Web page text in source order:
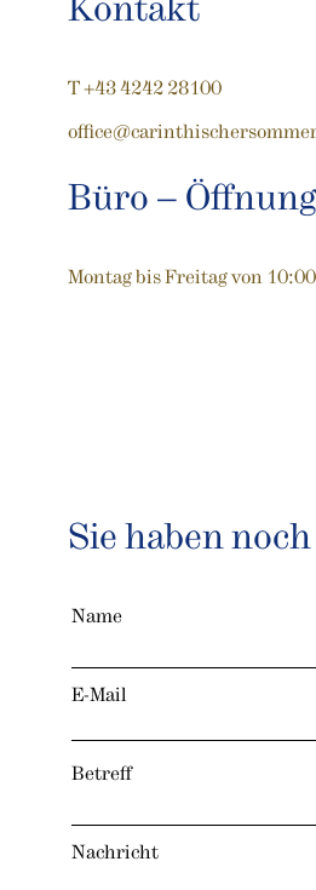
Kontakt
T +43 4242 28100
Büro –
Montag bis Freitag von
Sie haben
Name
E-Mail
Betreff
Nachricht